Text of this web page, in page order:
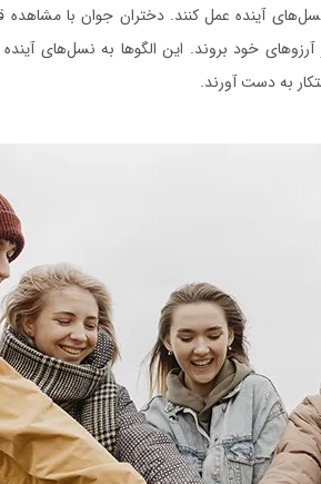
آینده عمل کنند. دختران جوان با مشاهده
آرزوهای خود بروند. این الگوها به نسل‌های
به دست آورند.